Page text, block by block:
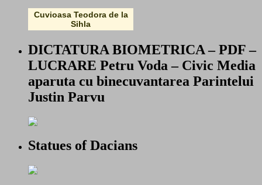
Cuvioasa Teodora de la
Sihla
DICTATURA BIOMETRICA – PDF –
LUCRARE Petru Voda – Civic Media
aparuta cu binecuvantarea Parintelui
Justin Parvu
Statues of Dacians